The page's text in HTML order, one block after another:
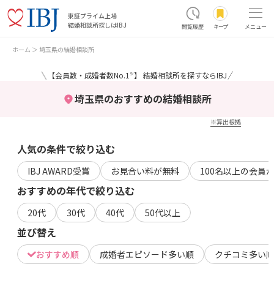
東証プライム上場
結婚相談所探しはIBJ
閲覧履歴 キープ メニュー
ホーム 埼玉県の結婚相談所
＼ 【会員数・成婚者数No.1 ※】 結婚相談所を探すならIBJ／
埼玉県のおすすめの結婚相談所
※算出根拠
人気の条件で絞り込む
IBJ AWARD受賞 お見合い料が無料 100名以上の会員
おすすめの年代で絞り込む
20代 30代 40代 50代以上
並び替え
おすすめ順 成婚者エピソード多い順 クチコミ多い順